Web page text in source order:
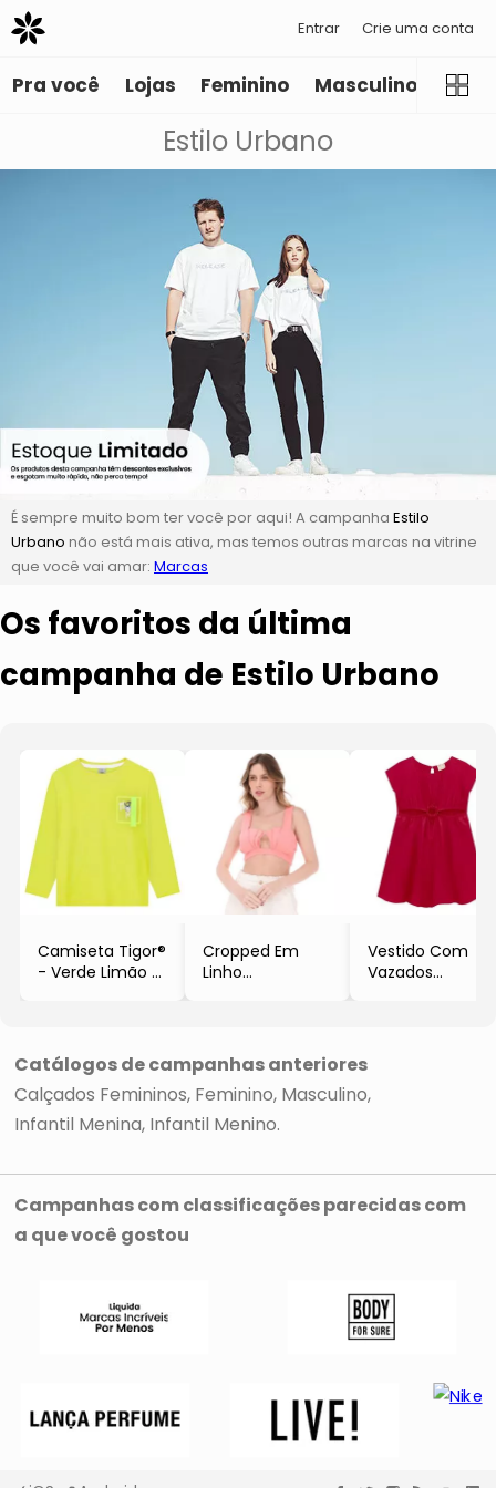
Entrar Crie uma conta
Pra você Lojas Feminino Masculino
Estilo Urbano
É sempre muito bom ter você por aqui! A campanha Estilo
Urbano não está mais ativa, mas temos outras marcas na vitrine
que você vai amar: Marcas
Os favoritos da última
campanha de Estilo Urbano
Camiseta Tigor®
- Verde Limão &
Cropped Em
Linho
Vestido Com
Vazados
Catálogos de campanhas anteriores
Calçados Femininos Feminino Masculino
Infantil Menina Infantil Menino
Campanhas com classificações parecidas com
a que você gostou